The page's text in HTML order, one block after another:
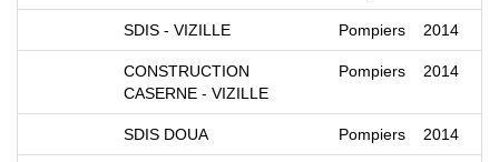
SDIS - VIZILLE Pompiers 2014
CONSTRUCTION
CASERNE - VIZILLE
Pompiers 2014
SDIS DOUA Pompiers 2014